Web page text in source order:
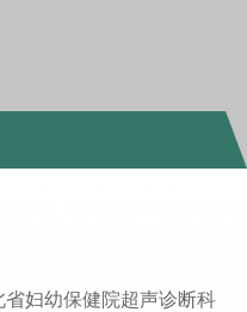
妇幼保健院超声诊断科